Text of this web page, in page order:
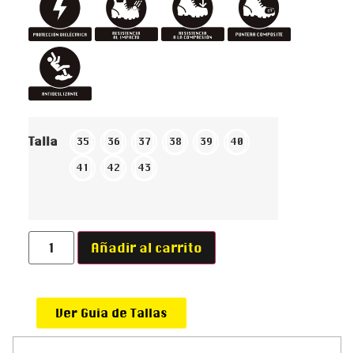
Talla 35 36 37 38 39 40
41 42 43
Añadir al carrito
Ver Guia de Tallas